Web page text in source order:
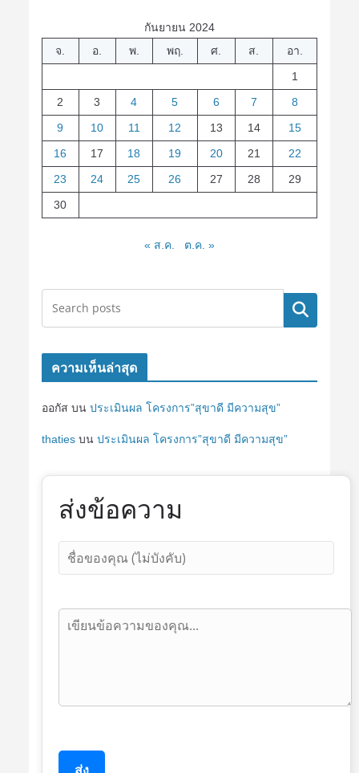
กันยายน 2024
จ.
อ. พ. พฤ. ศ. ส.
อา.
1
2
3 4 5 6 7
8
9
10 11 12 13 14
15
16
17 18 19 20 21
22
23
24 25 26 27 28
29
30
« ส.ค. ต.ค. »
ค้นหา
ความเห็นล่าสุด
ออกัส บน ประเมินผล โครงการ”สุขาดี มีความสุข”
thatiesบน ประเมินผล โครงการ”สุขาดี มีความสุข”
ส่งข้อความ